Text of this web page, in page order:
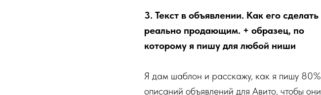
3. Текст в объявлении. Как его сделать
реально продающим. + образец, по
которому я пишу для любой ниши
Я дам шаблон и расскажу, как я пишу 80%
описаний объявлений для Авито, чтобы они